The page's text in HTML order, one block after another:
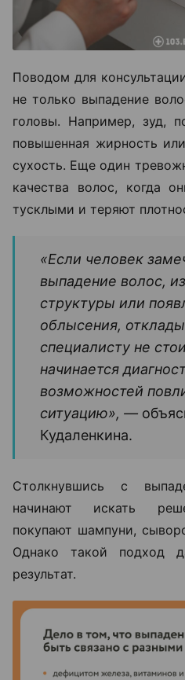
Поводом для
не только выпадение
головы. Например, зуд,
повышенная жирность
сухость. Еще один
качества волос, когда
тусклыми и теряют
«Если человек
выпадение волос,
структуры или
облысения,
специалисту не
начинается
возможностей
ситуацию», —
Кудаленкина.
Столкнувшись с
начинают искать
покупают шампуни,
Однако такой подход
результат.